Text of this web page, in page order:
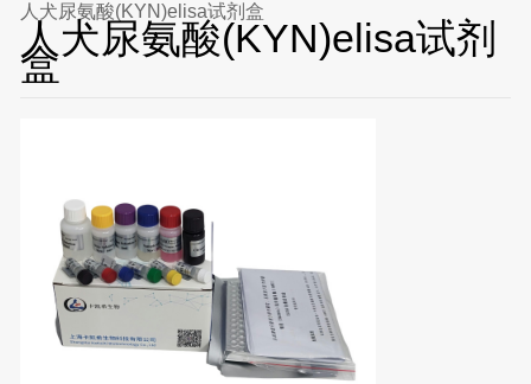
人犬尿氨酸(KYN)elisa试剂盒
人犬尿氨酸(KYN)elisa试剂
盒